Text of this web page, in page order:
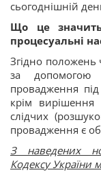
сьогоднішній
Що це
процесуальні
Згідно положень
за допомогою
провадження
крім
слідчих
провадження є
З наведених
Кодексу